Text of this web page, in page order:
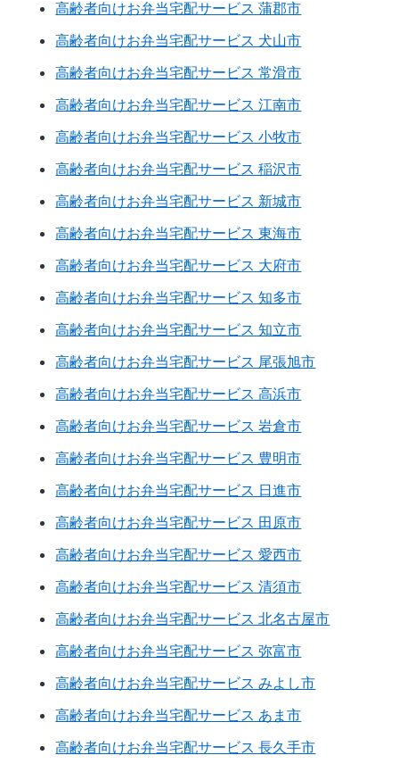
高齢者向けお弁当宅配サービス 蒲郡市
高齢者向けお弁当宅配サービス 犬山市
高齢者向けお弁当宅配サービス 常滑市
高齢者向けお弁当宅配サービス 江南市
高齢者向けお弁当宅配サービス 小牧市
高齢者向けお弁当宅配サービス 稲沢市
高齢者向けお弁当宅配サービス 新城市
高齢者向けお弁当宅配サービス 東海市
高齢者向けお弁当宅配サービス 大府市
高齢者向けお弁当宅配サービス 知多市
高齢者向けお弁当宅配サービス 知立市
高齢者向けお弁当宅配サービス 尾張旭市
高齢者向けお弁当宅配サービス 高浜市
高齢者向けお弁当宅配サービス 岩倉市
高齢者向けお弁当宅配サービス 豊明市
高齢者向けお弁当宅配サービス 日進市
高齢者向けお弁当宅配サービス 田原市
高齢者向けお弁当宅配サービス 愛西市
高齢者向けお弁当宅配サービス 清須市
高齢者向けお弁当宅配サービス 北名古屋市
高齢者向けお弁当宅配サービス 弥富市
高齢者向けお弁当宅配サービス みよし市
高齢者向けお弁当宅配サービス あま市
高齢者向けお弁当宅配サービス 長久手市